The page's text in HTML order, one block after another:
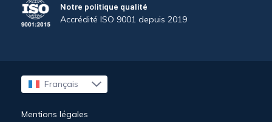
Notre politique qualité
Accrédité ISO 9001 depuis 2019
Français
English
Mentions légales